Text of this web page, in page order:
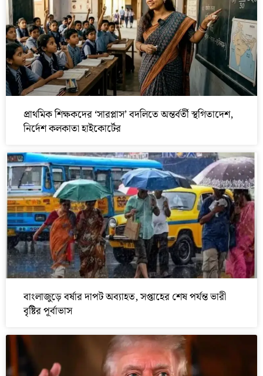
প্রাথমিক শিক্ষকদের ‘সারপ্লাস’ বদলিতে অন্তর্বর্তী স্থগিতাদেশ,
নির্দেশ কলকাতা হাইকোর্টের
বাংলাজুড়ে বর্ষার দাপট অব্যাহত, সপ্তাহের শেষ পর্যন্ত ভারী
বৃষ্টির পূর্বাভাস